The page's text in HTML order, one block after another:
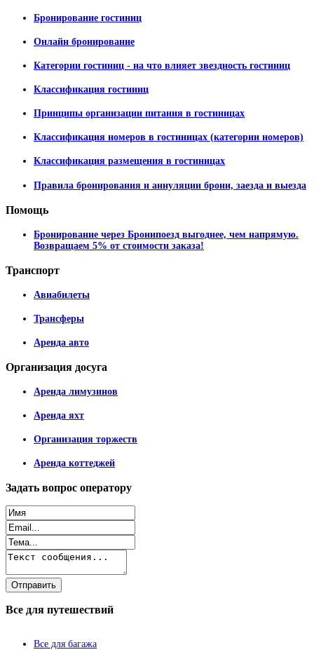
Бронирование гостиниц
Онлайн бронирование
Категории гостиниц - на что влияет звездность гостиниц
Классификация гостиниц
Принципы организации питания в гостиницах
Классификация номеров в гостиницах (категории номеров)
Классификация размещения в гостиницах
Правила бронирования и аннуляции брони, заезда и выезда
Помощь
Бронирование через Бронипоезд выгоднее, чем напрямую.
Возвращаем 5% от стоимости заказа!
Транспорт
Авиабилеты
Трансферы
Аренда авто
Организация досуга
Аренда лимузинов
Аренда яхт
Организация торжеств
Аренда коттеджей
Задать вопрос оператору
Все для путешествий
Все для багажа